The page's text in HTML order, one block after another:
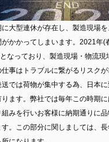
大型連休が存在し、製造現場
かかってしまいます。2021年(
なっており、製造現場・物流現
事はトラブルに繋がるリスク
では荷物が集中する為、日本
ります。弊社では毎年この時期
みを行いお客様に納期通りに
。この部分に関しましては、